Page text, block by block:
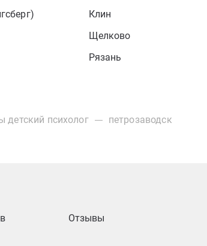
Клин
Щелково
Рязань
детский психолог петрозаводск
Отзывы